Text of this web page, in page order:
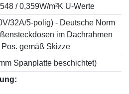
/ 0,359W/m²K U-Werte
32A/5-polig) - Deutsche Norm
im Dachrahmen
Pos. gemäß Skizze
Spanplatte beschichtet)